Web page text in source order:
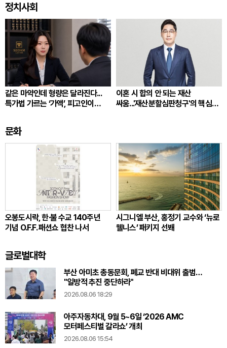
정치사회
같은 마약인데 형량은 달라진다...
특가법 가르는 ‘가액’, 피고인이
이혼 시 합의 안 되는 재산
싸움...'재산분할심판청구'의 핵심
문화
오봉도시락, 한·불 수교 140주년
기념 O.F.F. 패션쇼 협찬 나서
시그니엘 부산, 홍정기 교수와 ‘뉴로
웰니스’ 패키지 선봬
글로벌대학
부산 아미초 총동문회, 폐교 반대 비대위 출범…
"일방적 추진 중단하라"
2026.08.06 18:29
아주자동차대, 9월 5~6일 ‘2026 AMC
모터페스티벌 갈라쇼’ 개최
2026.08.06 15:54